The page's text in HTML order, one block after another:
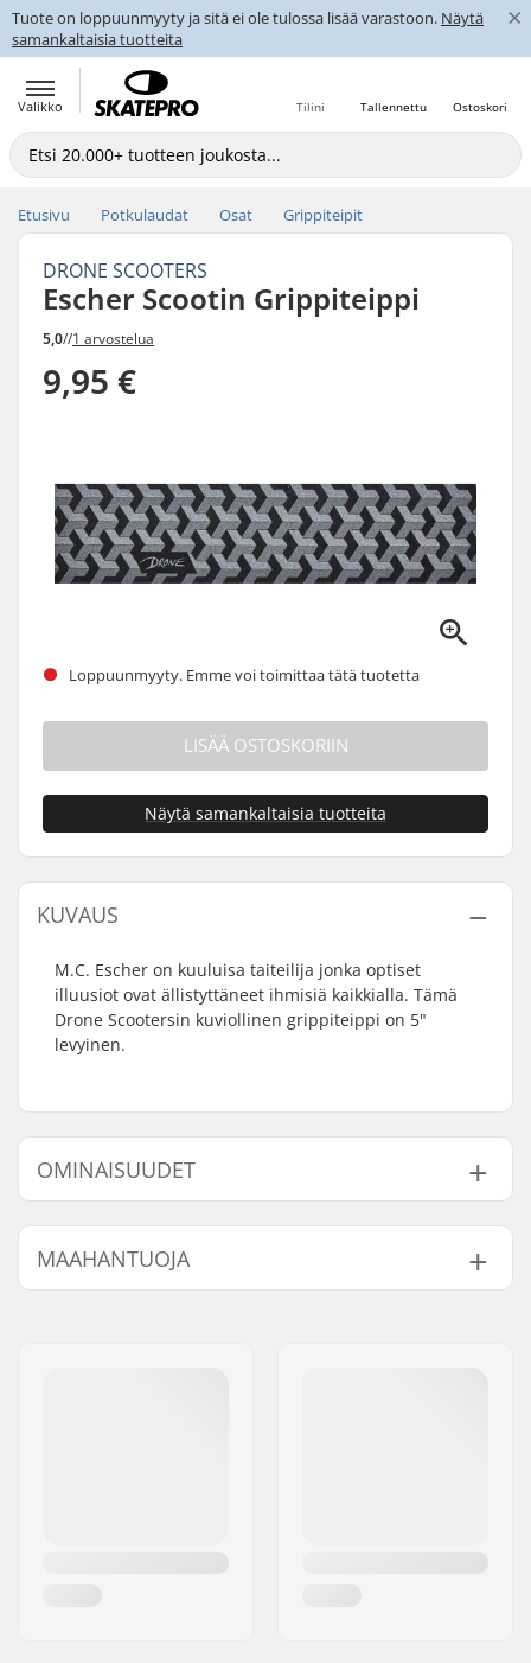
Tuote on loppuunmyyty ja sitä ei ole tulossa lisää varastoon. Näytä
samankaltaisia tuotteita
×
Valikko Ostoskori
Tallennettu
Tilini
Etusivu Potkulaudat Osat Grippiteipit
DRONE SCOOTERS
Escher Scootin Grippiteippi
5,0//1 arvostelua
9,95 €
Loppuunmyyty. Emme voi toimittaa tätä tuotetta
LISÄÄ OSTOSKORIIN
Näytä samankaltaisia tuotteita
KUVAUS
M.C. Escher on kuuluisa taiteilija jonka optiset
illuusiot ovat ällistyttäneet ihmisiä kaikkialla. Tämä
Drone Scootersin kuviollinen grippiteippi on 5"
levyinen.
OMINAISUUDET
Length:
55.9cm (22")
Width:
Paino:
85g
MAAHANTUOJA